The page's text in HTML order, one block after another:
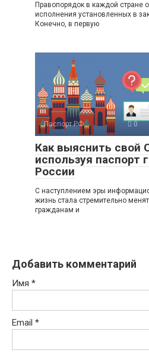
Правопорядок в каждой стране
исполнения установленных в
Конечно, в первую
Паспорт РФ 0
Как выяснить свой
используя паспорт
России
С наступлением эры
жизнь стала стремительно
гражданам и
Добавить комментарий
Имя *
Email *